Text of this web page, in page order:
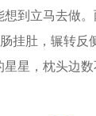
到立马去做。
肠挂肚，辗转
星，枕头边